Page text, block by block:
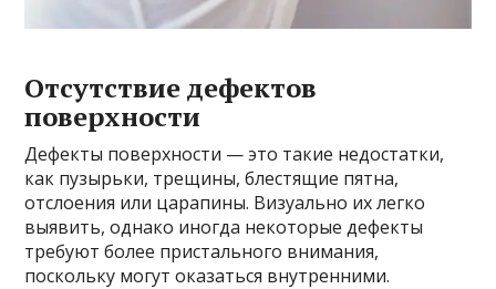
Отсутствие дефектов
поверхности
Дефекты поверхности — это такие недостатки,
как пузырьки, трещины, блестящие пятна,
отслоения или царапины. Визуально их легко
выявить, однако иногда некоторые дефекты
требуют более пристального внимания,
поскольку могут оказаться внутренними.